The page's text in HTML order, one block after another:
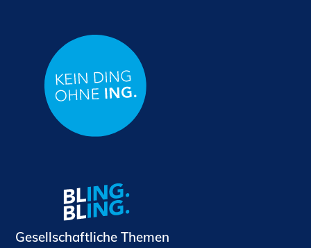
Gesellschaftliche Themen